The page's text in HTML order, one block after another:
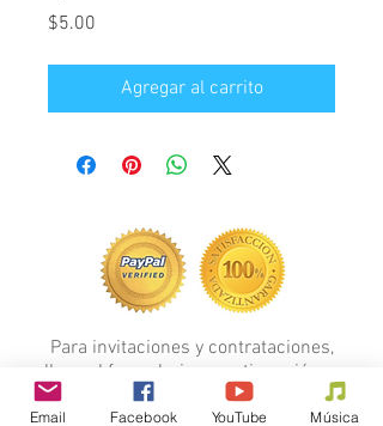
$5.00
Agregar al carrito
Para invitaciones y contrataciones,
llene el formulario a continuación...
FORMULARIO
Email Facebook YouTube Música